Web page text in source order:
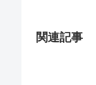
関連記事